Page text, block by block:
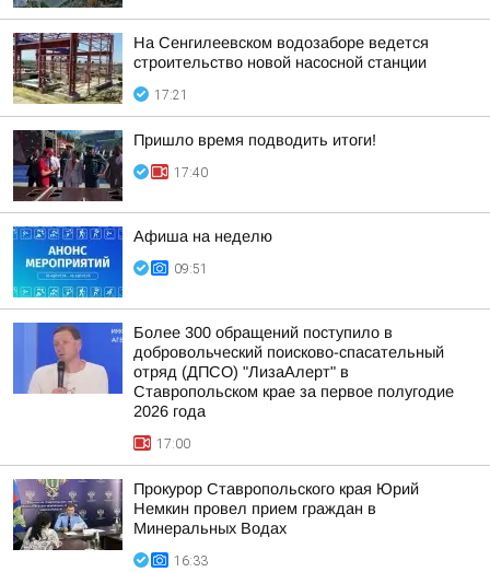
На Сенгилеевском водозаборе ведется
строительство новой насосной станции
17:21
Пришло время подводить итоги!
17:40
Афиша на неделю
09:51
Более 300 обращений поступило в
добровольческий поисково-спасательный
отряд (ДПСО) "ЛизаАлерт" в
Ставропольском крае за первое полугодие
2026 года
17:00
Прокурор Ставропольского края Юрий
Немкин провел прием граждан в
Минеральных Водах
16:33